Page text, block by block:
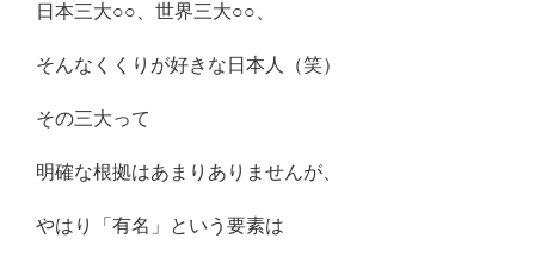
日本三大○○、世界三大○○、
そんなくくりが好きな日本人（笑）
その三大って
明確な根拠はあまりありませんが、
やはり「有名」という要素は